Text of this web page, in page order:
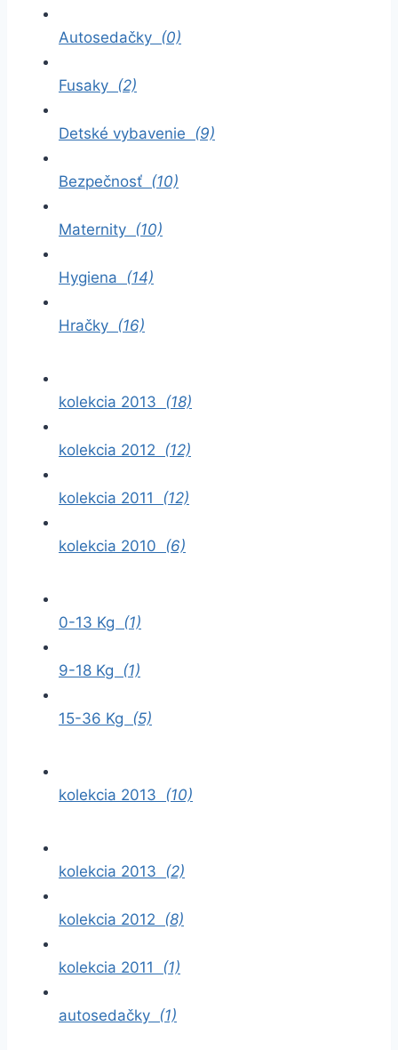
Autosedačky (0)
Fusaky (2)
Detské vybavenie (9)
Bezpečnosť (10)
Maternity (10)
Hygiena (14)
Hračky (16)
kolekcia 2013 (18)
kolekcia 2012 (12)
kolekcia 2011 (12)
kolekcia 2010 (6)
0-13 Kg (1)
9-18 Kg (1)
15-36 Kg (5)
kolekcia 2013 (10)
kolekcia 2013 (2)
kolekcia 2012 (8)
kolekcia 2011 (1)
autosedačky (1)